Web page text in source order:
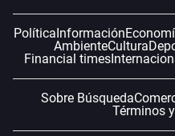
PolíticaInformación
AmbienteCultura
Financial times
Sobre Búsqueda
Términos